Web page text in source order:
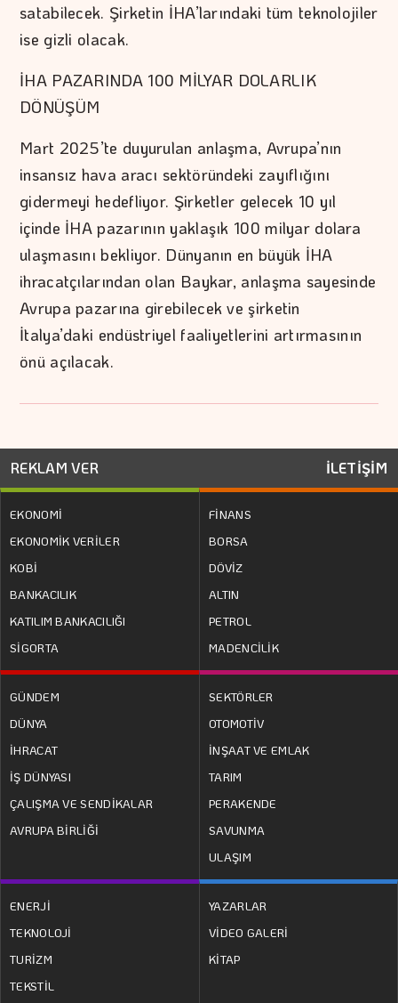
satabilecek. Şirketin İHA’larındaki tüm teknolojiler
ise gizli olacak.
İHA PAZARINDA 100 MİLYAR DOLARLIK
DÖNÜŞÜM
Mart 2025’te duyurulan anlaşma, Avrupa’nın
insansız hava aracı sektöründeki zayıflığını
gidermeyi hedefliyor. Şirketler gelecek 10 yıl
içinde İHA pazarının yaklaşık 100 milyar dolara
ulaşmasını bekliyor. Dünyanın en büyük İHA
ihracatçılarından olan Baykar, anlaşma sayesinde
Avrupa pazarına girebilecek ve şirketin
İtalya’daki endüstriyel faaliyetlerini artırmasının
önü açılacak.
REKLAM VER İLETİŞİM
EKONOMİ
EKONOMİK VERİLER
KOBİ
BANKACILIK
KATILIM BANKACILIĞI
SİGORTA
FİNANS
BORSA
DÖVİZ
ALTIN
PETROL
MADENCİLİK
GÜNDEM
DÜNYA
İHRACAT
İŞ DÜNYASI
ÇALIŞMA VE SENDİKALAR
AVRUPA BİRLİĞİ
SEKTÖRLER
OTOMOTİV
İNŞAAT VE EMLAK
TARIM
PERAKENDE
SAVUNMA
ULAŞIM
ENERJİ
TEKNOLOJİ
TURİZM
TEKSTİL
YAZARLAR
VİDEO GALERİ
KİTAP